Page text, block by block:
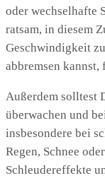
oder wechselhafte
ratsam, in diesem
Geschwindigkeit
abbremsen kannst,
Außerdem solltest
überwachen und
insbesondere bei
Regen, Schnee
Schleudereffekte